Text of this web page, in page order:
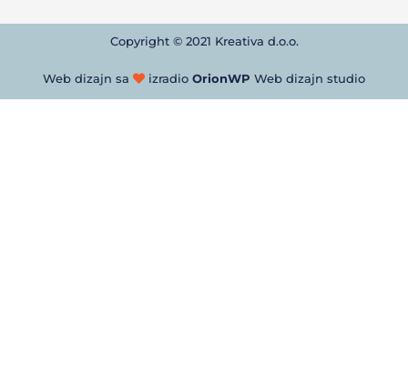
Copyright © 2021 Kreativa d.o.o.
Web dizajn sa izradio OrionWP Web dizajn studio